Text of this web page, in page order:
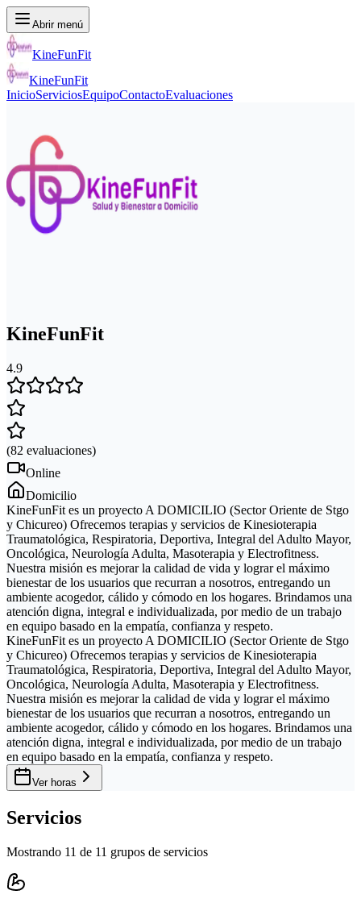
Abrir menú
KineFunFit
KineFunFit
InicioServiciosEquipoContactoEvaluaciones
KineFunFit
4.9
(82 evaluaciones)
Online
Domicilio
KineFunFit es un proyecto A DOMICILIO (Sector Oriente de Stgo
y Chicureo) Ofrecemos terapias y servicios de Kinesioterapia
Traumatológica, Respiratoria, Deportiva, Integral del Adulto Mayor,
Oncológica, Neurología Adulta, Masoterapia y Electrofitness.
Nuestra misión es mejorar la calidad de vida y lograr el máximo
bienestar de los usuarios que recurran a nosotros, entregando un
ambiente acogedor, cálido y cómodo en los hogares. Brindamos una
atención digna, integral e individualizada, por medio de un trabajo
en equipo basado en la empatía, confianza y respeto.
KineFunFit es un proyecto A DOMICILIO (Sector Oriente de Stgo
y Chicureo) Ofrecemos terapias y servicios de Kinesioterapia
Traumatológica, Respiratoria, Deportiva, Integral del Adulto Mayor,
Oncológica, Neurología Adulta, Masoterapia y Electrofitness.
Nuestra misión es mejorar la calidad de vida y lograr el máximo
bienestar de los usuarios que recurran a nosotros, entregando un
ambiente acogedor, cálido y cómodo en los hogares. Brindamos una
atención digna, integral e individualizada, por medio de un trabajo
en equipo basado en la empatía, confianza y respeto.
Ver horas
Servicios
Mostrando 11 de 11 grupos de servicios